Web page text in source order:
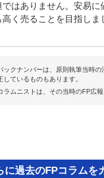
ではありません。安易
高く売ることを目指しま
ックナンバーは、原則執筆当時の
しているものもあります。
ラムニストは、その当時のFP広
に過去のFPコラムを